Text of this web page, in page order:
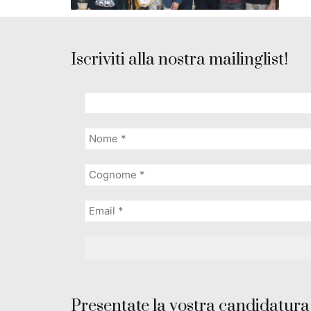
Iscriviti alla nostra mailinglist!
Presentate la vostra